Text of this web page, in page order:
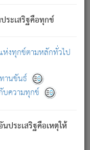
ระเสริฐคือทุกข์
ห่งทุกข์ตามหลักทั่วไป
านขันธ์
บความทุกข์
ประเสริฐคือเหตุให้
ะหรือพราหมณ์ทั้ง
.
ความเกิดขึ้นแห่ง
ลายอันอวิชาหนา
นเป็นแล้วนั้น ย่อม
มมีแห่งประโยชน์โดย
เที่ยง เป็นทุกข์ มี